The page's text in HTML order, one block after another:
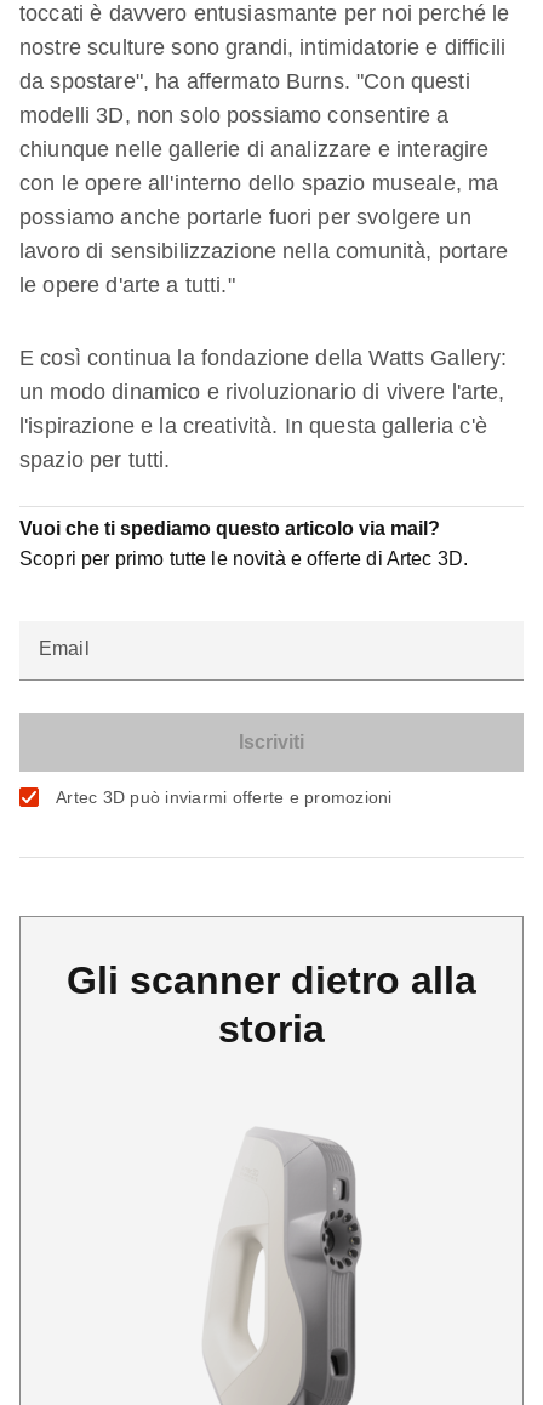
toccati è davvero entusiasmante per noi perché le
nostre sculture sono grandi, intimidatorie e difficili
da spostare", ha affermato Burns. "Con questi
modelli 3D, non solo possiamo consentire a
chiunque nelle gallerie di analizzare e interagire
con le opere all'interno dello spazio museale, ma
possiamo anche portarle fuori per svolgere un
lavoro di sensibilizzazione nella comunità, portare
le opere d'arte a tutti."
E così continua la fondazione della Watts Gallery:
un modo dinamico e rivoluzionario di vivere l'arte,
l'ispirazione e la creatività. In questa galleria c'è
spazio per tutti.
Vuoi che ti spediamo questo articolo via mail?
Scopri per primo tutte le novità e offerte di Artec 3D.
Email
Artec 3D può inviarmi offerte e promozioni
Gli scanner dietro alla
storia